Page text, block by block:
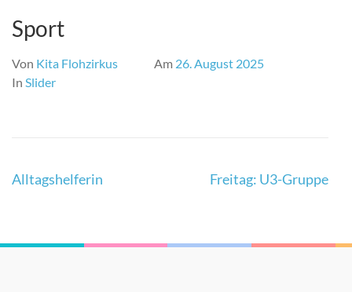
Sport
Von Kita Flohzirkus Am 26. August 2025
In Slider
Beitragsnavigation
Alltagshelferin Freitag: U3-Gruppe